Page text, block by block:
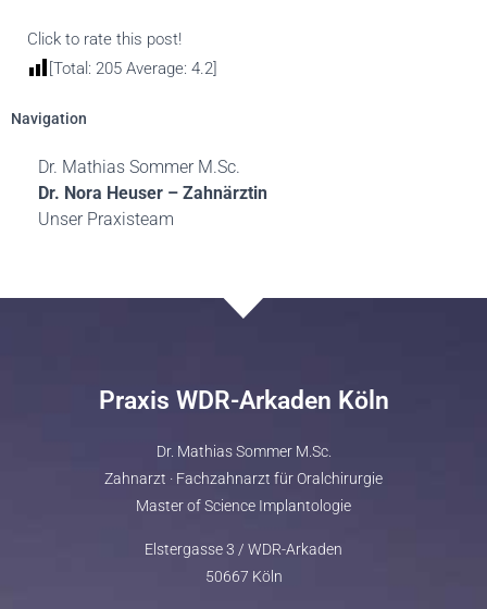
Click to rate this post!
[Total: 205 Average: 4.2
Navigation
Dr. Mathias Sommer M.Sc.
Dr. Nora Heuser – Zahnärztin
Unser Praxisteam
Praxis WDR-Arkaden Köln
Dr. Mathias Sommer M.Sc.
Zahnarzt · Fachzahnarzt für Oralchirurgie
Master of Science Implantologie
Elstergasse 3 / WDR-Arkaden
50667 Köln